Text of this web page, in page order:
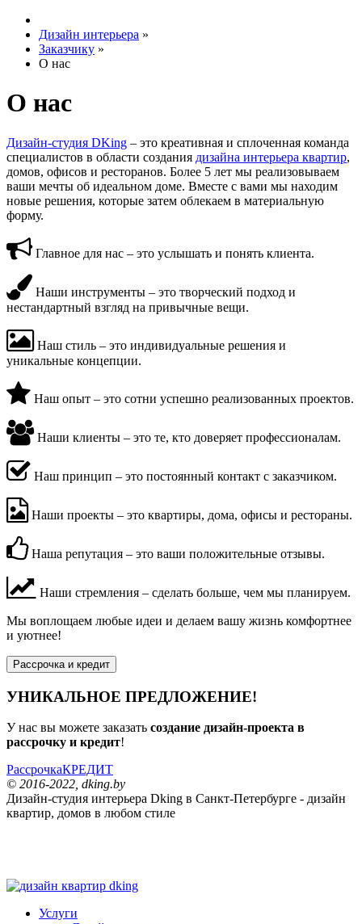
Дизайн интерьера »
Заказчику »
О нас
О нас
Дизайн-студия DKing – это креативная и сплоченная команда
специалистов в области создания дизайна интерьера квартир,
домов, офисов и ресторанов. Более 5 лет мы реализовываем
ваши мечты об идеальном доме. Вместе с вами мы находим
новые решения, которые затем облекаем в материальную
форму.
Главное для нас – это услышать и понять клиента.
Наши инструменты – это творческий подход и
нестандартный взгляд на привычные вещи.
Наш стиль – это индивидуальные решения и
уникальные концепции.
Наш опыт – это сотни успешно реализованных проектов.
Наши клиенты – это те, кто доверяет профессионалам.
Наш принцип – это постоянный контакт с заказчиком.
Наши проекты – это квартиры, дома, офисы и рестораны.
Наша репутация – это ваши положительные отзывы.
Наши стремления – сделать больше, чем мы планируем.
Мы воплощаем любые идеи и делаем вашу жизнь комфортнее
и уютнее!
Рассрочка и кредит
УНИКАЛЬНОЕ ПРЕДЛОЖЕНИЕ!
У нас вы можете заказать создание дизайн-проекта в
рассрочку и кредит!
РассрочкаКРЕДИТ
© 2016-2022, dking.by
Дизайн-студия интерьера Dking в Санкт-Петербурге - дизайн
квартир, домов в любом стиле
dking
Услуги